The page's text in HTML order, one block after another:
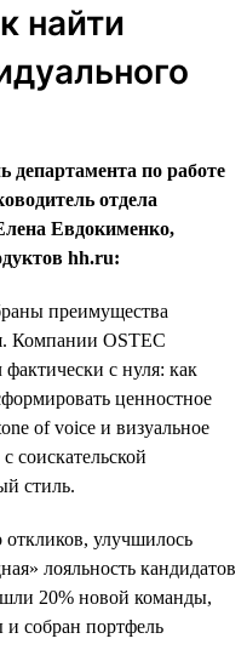
найти
по работе
отдела
Евдокименко,
hh.ru:
преимущества
Компании OSTEC
с нуля: как
ценностное
of voice и визуальное
соискательской
стиль.
улучшилось
лояльность кандидатов
20% новой команды,
собран портфель